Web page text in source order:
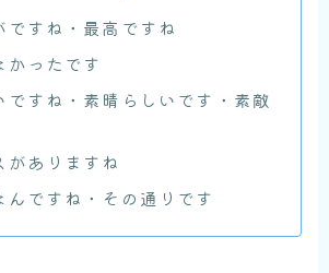
ですね・最高ですね
かったです
ですね・素晴らしいです・素敵
がありますね
んですね・その通りです